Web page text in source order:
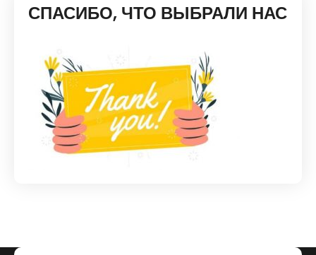
СПАСИБО, ЧТО ВЫБРАЛИ НАС